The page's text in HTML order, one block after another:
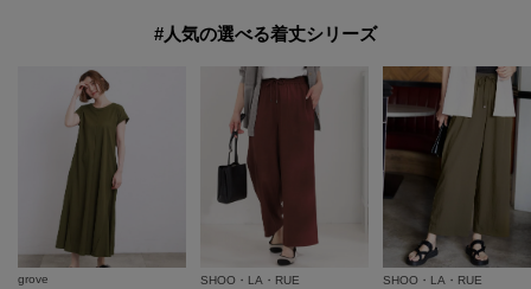
#人気の選べる着丈シリーズ
grove
SHOO・LA・RUE
SHOO・LA・RUE